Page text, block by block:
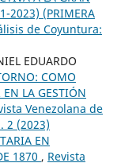
2023) (PRIMERA
de Coyuntura:
EDUARDO
COMO
EN LA GESTIÓN
Venezolana de
2 (2023)
EN
1870 , Revista